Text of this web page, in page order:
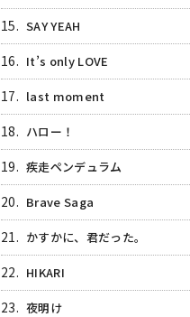
15. SAY YEAH
16. It’s only LOVE
17. last moment
18. ハロー！
19. 疾走ペンデュラム
20. Brave Saga
21. かすかに、君だった。
22. HIKARI
23. 夜明け